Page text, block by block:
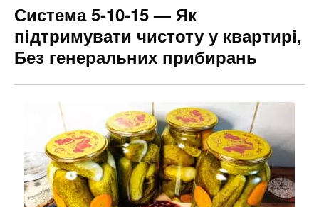
Система 5-10-15 — Як
підтримувати чистоту у квартирі,
Без генеральних прибирань